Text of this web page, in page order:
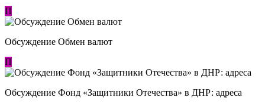
П
Обсуждение Обмен валют
П
Обсуждение Фонд «Защитники Отечества» в ДНР: адреса